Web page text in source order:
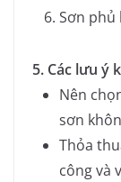
Sơn phủ
5. Các lưu ý
Nên
sơn
Thỏa
công và